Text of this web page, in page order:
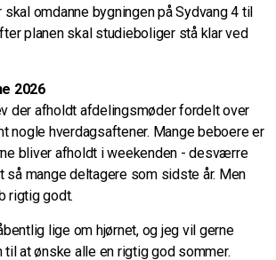
omdanne bygningen på Sydvang 4 til
planen skal studieboliger stå klar ved
2026
der afholdt afdelingsmøder fordelt over
nogle hverdagsaftener. Mange beboere er
bliver afholdt i weekenden - desværre
så mange deltagere som sidste år. Men
rigtig godt.
lige om hjørnet, og jeg vil gerne
at ønske alle en rigtig god sommer.